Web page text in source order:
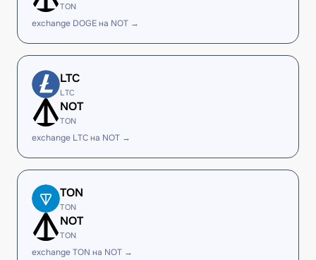
TON
exchange DOGE на NOT →
LTC
LTC
NOT
TON
exchange LTC на NOT →
TON
TON
NOT
TON
exchange TON на NOT →